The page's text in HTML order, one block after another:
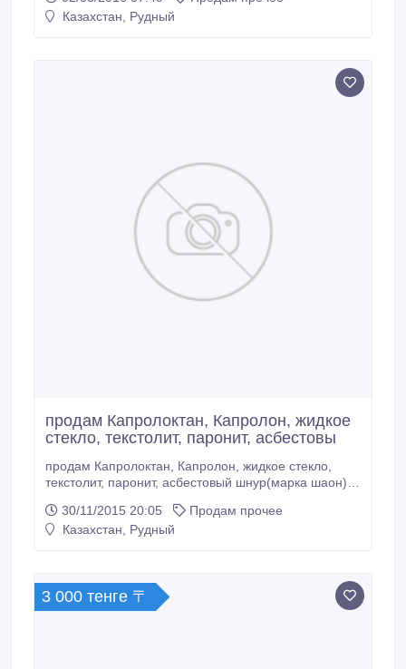
заметно длинее, толще и темнее. Карепрост
Казахстан, Рудный
продам Капролоктан, Капролон, жидкое
стекло, текстолит, паронит, асбестовы
продам Капролоктан, Капролон, жидкое стекло,
текстолит, паронит, асбестовый шнур(марка шаон),
наплавочная проволока ГОСТ 2246-70
сталь08г2с(2мм и 4мм), раствор для нанесения
30/11/2015 20:05
Продам прочее
Казахстан, Рудный
3 000 тенге 〒